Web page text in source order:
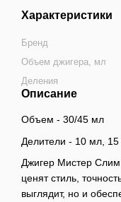
Характеристики
Бренд
Объем джигера, мл
Деления
Описание
Объем - 30/45 мл
Делители - 10 мл,
Джигер Мистер
ценят стиль,
выглядит, но и